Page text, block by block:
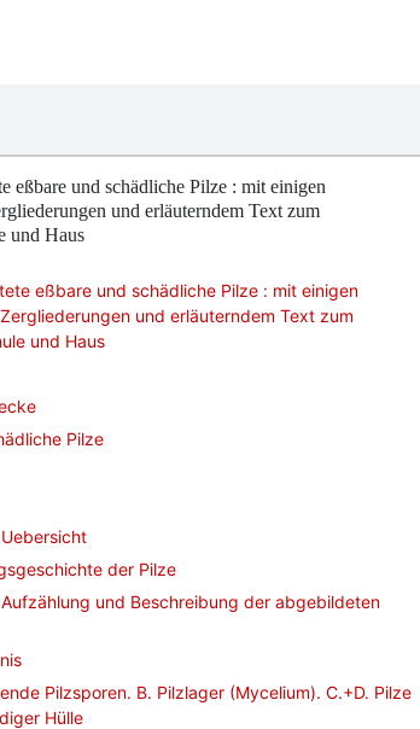
eßbare und schädliche Pilze : mit einigen
und erläuterndem Text zum
und Haus
eßbare und schädliche Pilze : mit einigen
und erläuterndem Text zum
und Haus
Pilze
der Pilze
und Beschreibung der abgebildeten
Pilzsporen. B. Pilzlager (Mycelium). C.+D. Pilze
Hülle